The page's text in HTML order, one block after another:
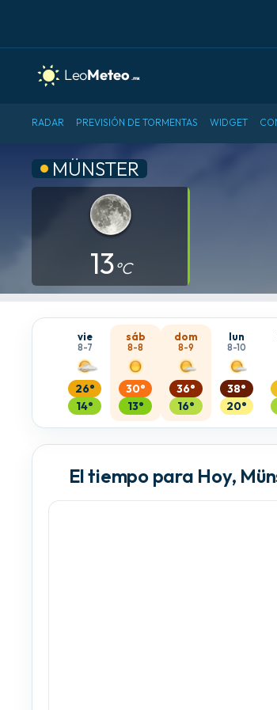
RADAR PREVISIÓN DE TORMENTAS WIDGET
MÜNSTER
13°C
vie
8-7
26°
14°
sáb
8-8
30°
13°
dom
8-9
36°
16°
lun
8-10
38°
20°
El tiempo para Hoy,